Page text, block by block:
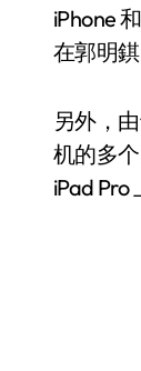
iPhone
在郭明
另外，
机的多
iPad Pro